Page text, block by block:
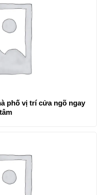
phố vị trí cửa ngõ ngay